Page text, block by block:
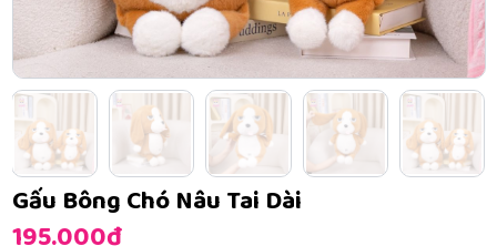
Gấu Bông Chó Nâu Tai Dài